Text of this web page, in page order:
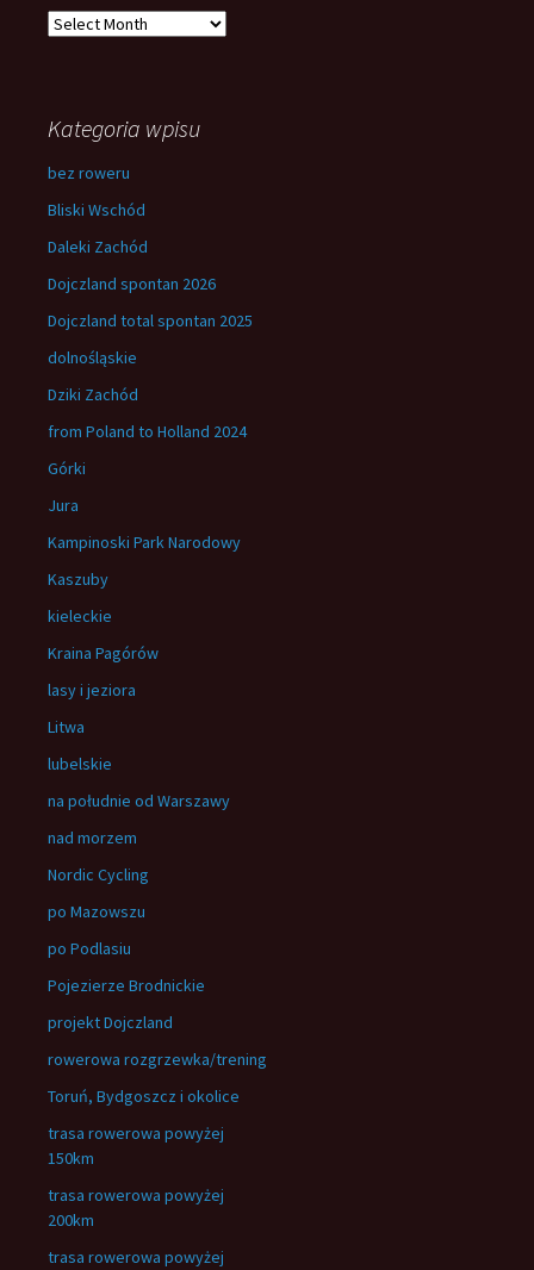
Archives
Kategoria wpisu
bez roweru
Bliski Wschód
Daleki Zachód
Dojczland spontan 2026
Dojczland total spontan 2025
dolnośląskie
Dziki Zachód
from Poland to Holland 2024
Górki
Jura
Kampinoski Park Narodowy
Kaszuby
kieleckie
Kraina Pagórów
lasy i jeziora
Litwa
lubelskie
na południe od Warszawy
nad morzem
Nordic Cycling
po Mazowszu
po Podlasiu
Pojezierze Brodnickie
projekt Dojczland
rowerowa rozgrzewka/trening
Toruń, Bydgoszcz i okolice
trasa rowerowa powyżej
150km
trasa rowerowa powyżej
200km
trasa rowerowa powyżej